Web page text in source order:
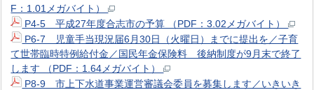
F：1.01メガバイト）
P4-5 平成27年度合志市の予算 （PDF：3.02メガバイト）
P6-7 児童手当現況届6月30日（火曜日）までに提出を／子育
て世帯臨時特例給付金／国民年金保険料 後納制度が9月末で終了
します （PDF：1.64メガバイト）
P8-9 市上下水道事業運営審議会委員を募集します／いきいき